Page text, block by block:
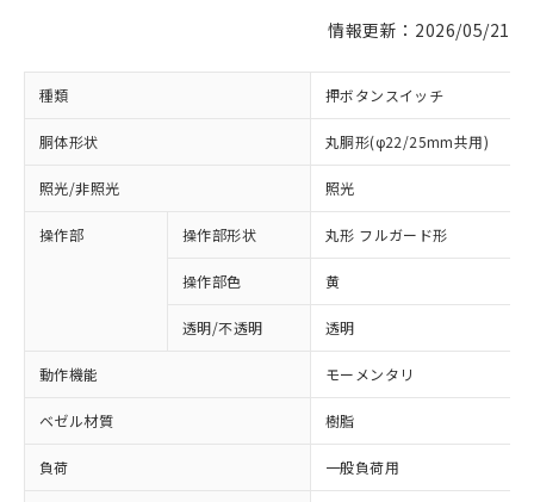
情報更新：2026/05/21
種類 押ボタンスイッチ
胴体形状 丸胴形(φ22/25mm共用)
照光/非照光 照光
操作部 操作部形状 丸形 フルガード形
操作部色 黄
透明/不透明 透明
動作機能 モーメンタリ
ベゼル材質 樹脂
負荷 一般負荷用